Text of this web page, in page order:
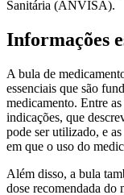
Sanitária (ANVISA).
Informações
A bula de
essenciais que são
medicamento. Entre
indicações, que
pode ser utilizado, e
em que o uso do
Além disso, a bula
dose recomendada do